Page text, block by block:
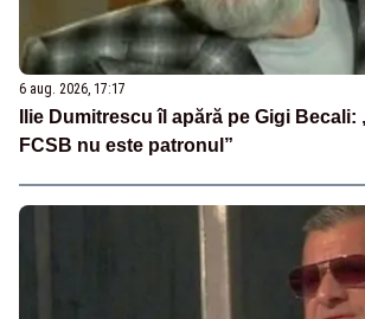
6 aug. 2026, 17:17
Ilie Dumitrescu îl apără pe Gigi Becali:
FCSB nu este patronul”